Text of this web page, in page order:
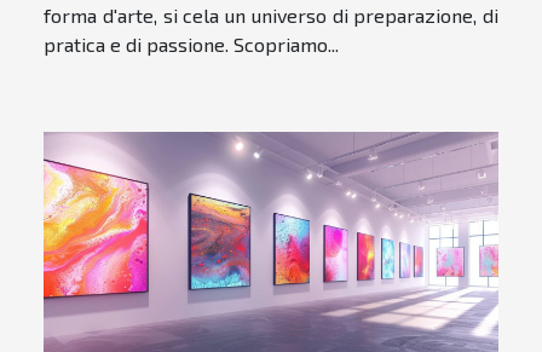
forma d'arte, si cela un universo di preparazione, di
pratica e di passione. Scopriamo...